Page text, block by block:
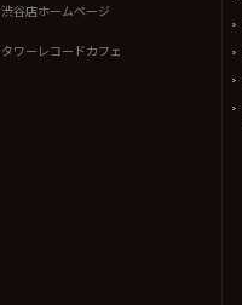
渋谷店ホームページ
タワーレコードカフェ